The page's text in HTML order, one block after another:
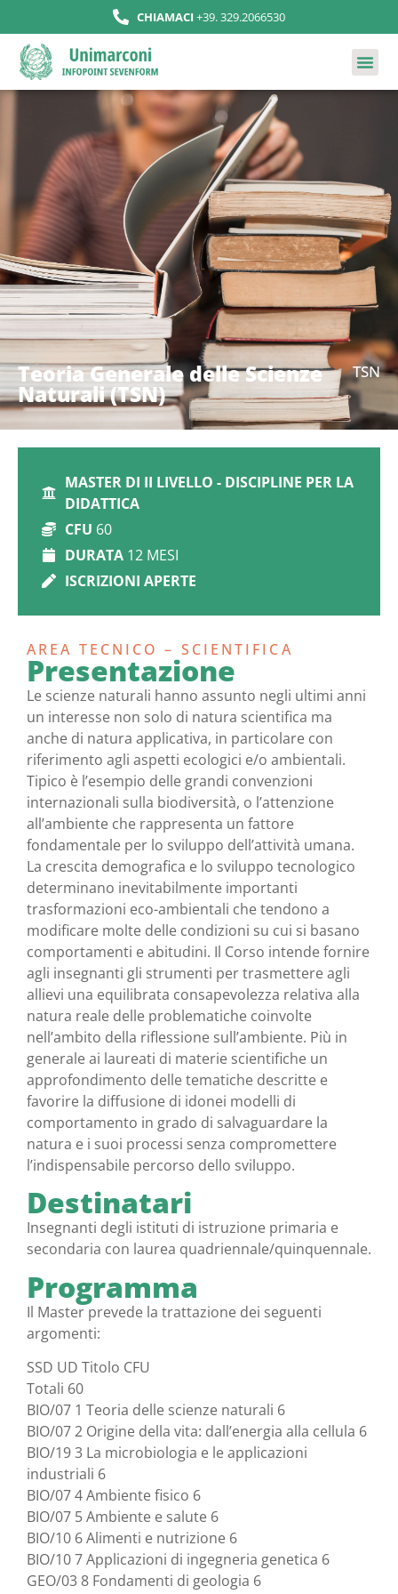
CHIAMACI+39. 329.2066530
Teoria Generale delle Scienze
Naturali (TSN)
TSN
MASTER DI II LIVELLO - DISCIPLINE PER LA
DIDATTICA
CFU 60
DURATA 12 MESI
ISCRIZIONI APERTE
AREA TECNICO – SCIENTIFICA
Presentazione
Le scienze naturali hanno assunto negli ultimi anni
un interesse non solo di natura scientifica ma
anche di natura applicativa, in particolare con
riferimento agli aspetti ecologici e/o ambientali.
Tipico è l’esempio delle grandi convenzioni
internazionali sulla biodiversità, o l’attenzione
all’ambiente che rappresenta un fattore
fondamentale per lo sviluppo dell’attività umana.
La crescita demografica e lo sviluppo tecnologico
determinano inevitabilmente importanti
trasformazioni eco-ambientali che tendono a
modificare molte delle condizioni su cui si basano
comportamenti e abitudini. Il Corso intende fornire
agli insegnanti gli strumenti per trasmettere agli
allievi una equilibrata consapevolezza relativa alla
natura reale delle problematiche coinvolte
nell’ambito della riflessione sull’ambiente. Più in
generale ai laureati di materie scientifiche un
approfondimento delle tematiche descritte e
favorire la diffusione di idonei modelli di
comportamento in grado di salvaguardare la
natura e i suoi processi senza compromettere
l’indispensabile percorso dello sviluppo.
Destinatari
Insegnanti degli istituti di istruzione primaria e
secondaria con laurea quadriennale/quinquennale.
Programma
Il Master prevede la trattazione dei seguenti
argomenti:
SSD UD Titolo CFU
Totali 60
BIO/07 1 Teoria delle scienze naturali 6
BIO/07 2 Origine della vita: dall’energia alla cellula 6
BIO/19 3 La microbiologia e le applicazioni
industriali 6
BIO/07 4 Ambiente fisico 6
BIO/07 5 Ambiente e salute 6
BIO/10 6 Alimenti e nutrizione 6
BIO/10 7 Applicazioni di ingegneria genetica 6
GEO/03 8 Fondamenti di geologia 6